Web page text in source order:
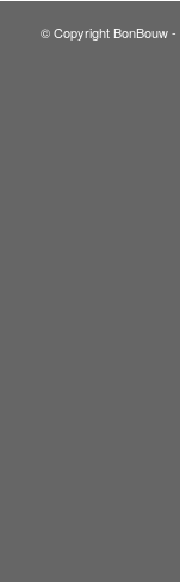
© Copyright BonBouw -